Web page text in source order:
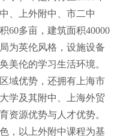
、上外附中、市二中
60多亩，建筑面积40000
为英伦风格，设施设备
美伦的学习生活环境。
域优势，还拥有上海市
学及其附中、上海外贸
资源优势与人才优势。
，以上外附中课程为基